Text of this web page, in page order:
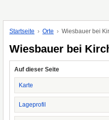
Startseite Orte Wiesbauer bei
Wiesbauer bei
Auf dieser Seite
Karte
Lageprofil